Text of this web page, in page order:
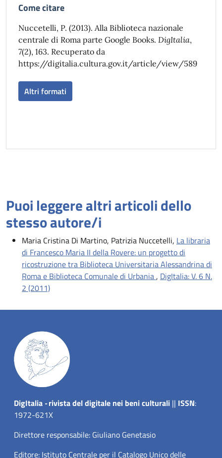
Come citare
Nuccetelli, P. (2013). Alla Biblioteca nazionale
centrale di Roma parte Google Books. DigItalia,
7(2), 163. Recuperato da
https://digitalia.cultura.gov.it/article/view/589
Altri formati
Puoi leggere altri articoli dello
stesso autore/i
Maria Cristina Di Martino, Patrizia Nuccetelli, La libraria
di Francesco Maria II della Rovere: un progetto di
ricostruzione tra Biblioteca Universitaria Alessandrina di
Roma e Biblioteca Comunale di Urbania, DigItalia: V. 6 N.
2 (2011)
DigItalia -rivista del digitale nei beni culturali || ISSN:
1972-621X
Direttore responsabile: Giuliano Genetasio
Editore: Istituto Centrale per il Catalogo Unico delle